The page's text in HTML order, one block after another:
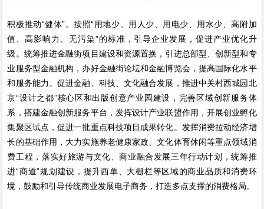
积极推动“健体”。按照“用地少、用人少、用电少、用水少、高附加
值、高影响力、无污染”的标准，引导企业发展，促进产业优化升
级。统筹推进金融街项目建设和资源置换，引进总部型、创新型和专
业服务型金融机构，办好金融街论坛和金融博览会，提高国际化水平
和服务能力。促进金融、科技、文化融合发展，推进中关村西城园北
京“设计之都”核心区和出版创意产业园建设，完善区域创新服务体
系，搭建金融创新服务平台，发挥设计产业联盟作用，开展创业孵化
集聚区试点，促进一批重点科技项目成果转化。发挥消费拉动经济增
长的基础作用，大力实施养老健康家政、文化体育休闲等重点领域消
费工程，落实好旅游与文化、商业融合发展三年行动计划，统筹推
进“商道”规划建设，提升西单、大栅栏等区域的商业品质和消费环
境，鼓励和引导传统商业发展电子商务，打造多点支撑的消费格局。